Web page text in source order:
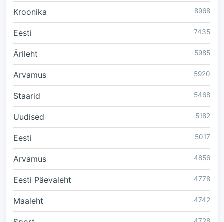
Kroonika 8968
Eesti 7435
Ärileht 5985
Arvamus 5920
Staarid 5468
Uudised 5182
Eesti 5017
Arvamus 4856
Eesti Päevaleht 4778
Maaleht 4742